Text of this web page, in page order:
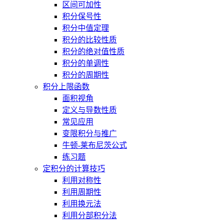
区间可加性
积分保号性
积分中值定理
积分的比较性质
积分的绝对值性质
积分的单调性
积分的周期性
积分上限函数
面积视角
定义与导数性质
常见应用
变限积分与推广
牛顿-莱布尼茨公式
练习题
定积分的计算技巧
利用对称性
利用周期性
利用换元法
利用分部积分法